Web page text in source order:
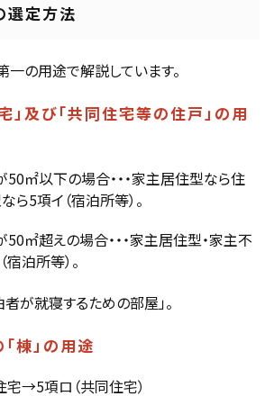
選定方法
の用途で解説しています。
」及び「共同住宅等の住戸」の用
㎡以下の場合・・・家主居住型なら住
ら5項イ（宿泊所等）。
㎡超えの場合・・・家主居住型・家主不
泊所等）。
が就寝するための部屋」。
棟」の用途
→5項ロ（共同住宅）